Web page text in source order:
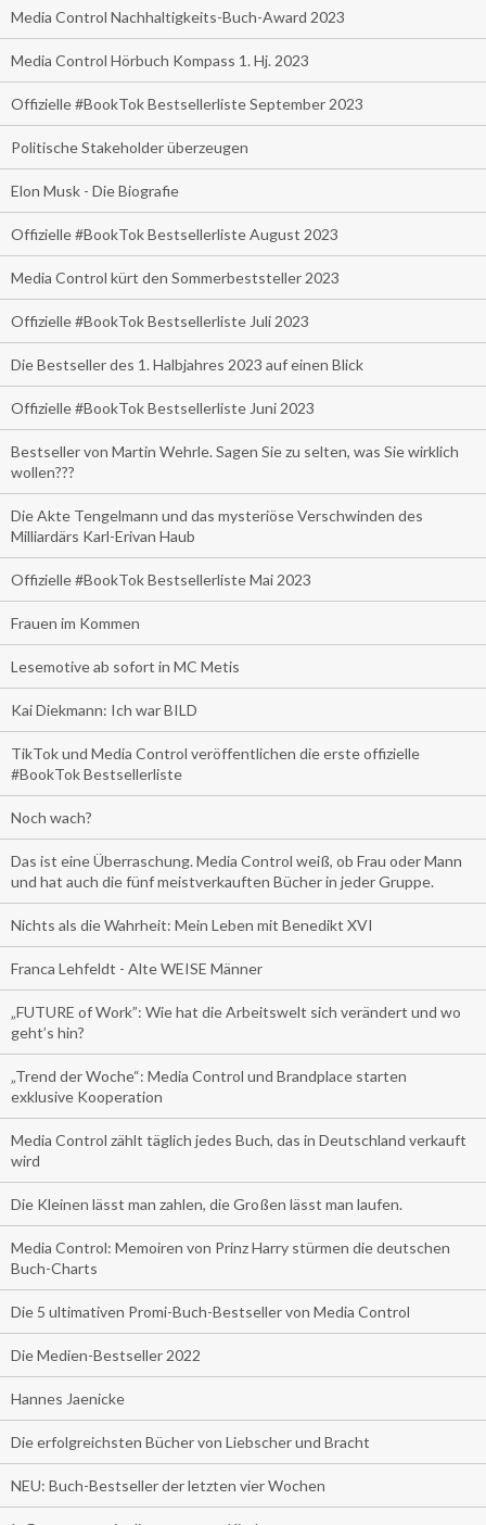
Media Control Nachhaltigkeits-Buch-Award 2023
Media Control Hörbuch Kompass 1. Hj. 2023
Offizielle #BookTok Bestsellerliste September 2023
Politische Stakeholder überzeugen
Elon Musk - Die Biografie
Offizielle #BookTok Bestsellerliste August 2023
Media Control kürt den Sommerbeststeller 2023
Offizielle #BookTok Bestsellerliste Juli 2023
Die Bestseller des 1. Halbjahres 2023 auf einen Blick
Offizielle #BookTok Bestsellerliste Juni 2023
Bestseller von Martin Wehrle. Sagen Sie zu selten, was Sie wirklich
wollen???
Die Akte Tengelmann und das mysteriöse Verschwinden des
Milliardärs Karl-Erivan Haub
Offizielle #BookTok Bestsellerliste Mai 2023
Frauen im Kommen
Lesemotive ab sofort in MC Metis
Kai Diekmann: Ich war BILD
TikTok und Media Control veröffentlichen die erste offizielle
#BookTok Bestsellerliste
Noch wach?
Das ist eine Überraschung. Media Control weiß, ob Frau oder Mann
und hat auch die fünf meistverkauften Bücher in jeder Gruppe.
Nichts als die Wahrheit: Mein Leben mit Benedikt XVI
Franca Lehfeldt - Alte WEISE Männer
„FUTURE of Work”: Wie hat die Arbeitswelt sich verändert und wo
geht’s hin?
„Trend der Woche“: Media Control und Brandplace starten
exklusive Kooperation
Media Control zählt täglich jedes Buch, das in Deutschland verkauft
wird
Die Kleinen lässt man zahlen, die Großen lässt man laufen.
Media Control: Memoiren von Prinz Harry stürmen die deutschen
Buch-Charts
Die 5 ultimativen Promi-Buch-Bestseller von Media Control
Die Medien-Bestseller 2022
Hannes Jaenicke
Die erfolgreichsten Bücher von Liebscher und Bracht
NEU: Buch-Bestseller der letzten vier Wochen